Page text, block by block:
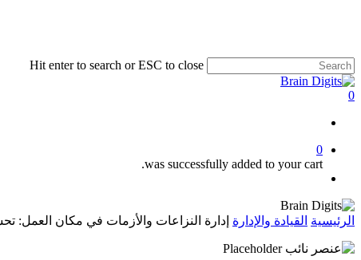
content
Hit enter to search or ESC to close
Close
Search
0
0
was successfully added to your cart.
الرئيسية القيادة والإدارة إدارة النزاعات والأزمات في مكان العمل: